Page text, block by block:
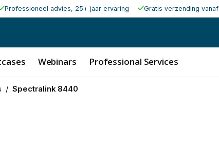
Professioneel advies, 25+ jaar ervaring Gratis verzending vanaf
Webinars Professional Services
/ Spectralink 8440